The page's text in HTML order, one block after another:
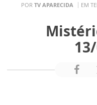
POR TV APARECIDA EM